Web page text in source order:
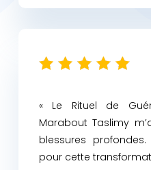
« Le Rituel de
Marabout Taslimy
blessures
pour cette